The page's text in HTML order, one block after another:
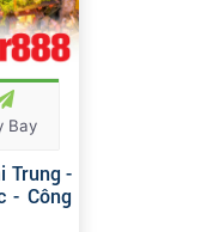
Bay
Trung -
- Công